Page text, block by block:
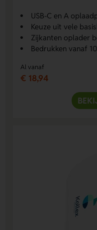
USB-C en A
Keuze uit vele
Zijkanten oplader
Bedrukken vanaf
Al vanaf
€ 18,94